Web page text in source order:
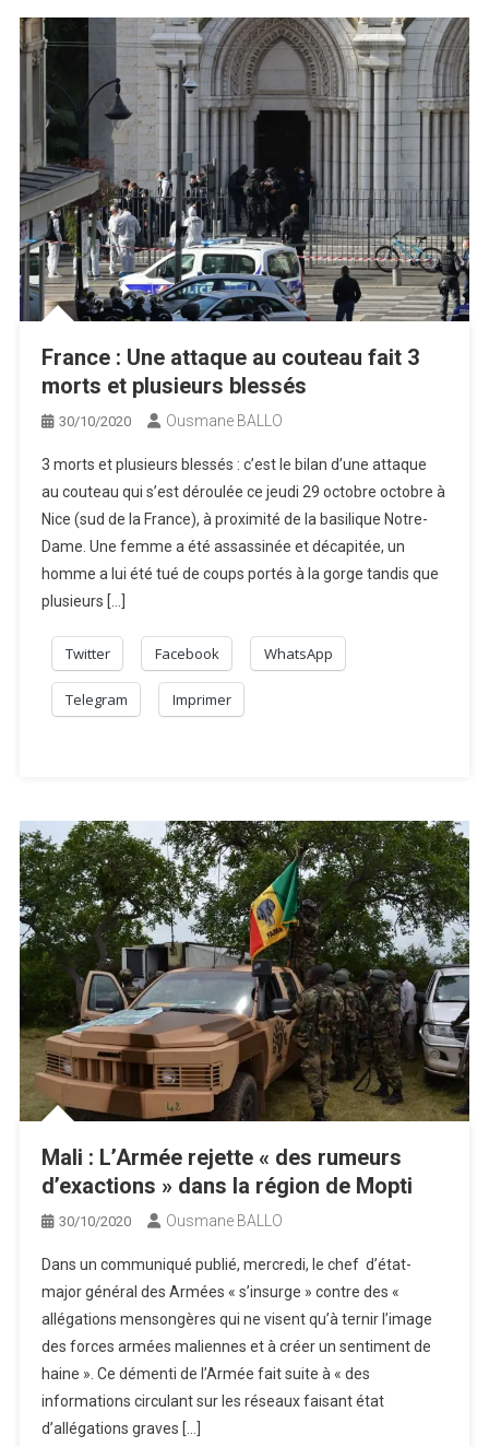
France : Une attaque au couteau fait 3
morts et plusieurs blessés
30/10/2020 Ousmane BALLO
3 morts et plusieurs blessés : c’est le bilan d’une attaque
au couteau qui s’est déroulée ce jeudi 29 octobre octobre à
Nice (sud de la France), à proximité de la basilique Notre-
Dame. Une femme a été assassinée et décapitée, un
homme a lui été tué de coups portés à la gorge tandis que
plusieurs […]
Twitter Facebook WhatsApp
Telegram Imprimer
Mali : L’Armée rejette « des rumeurs
d’exactions » dans la région de Mopti
30/10/2020 Ousmane BALLO
Dans un communiqué publié, mercredi, le chef d’état-
major général des Armées « s’insurge » contre des «
allégations mensongères qui ne visent qu’à ternir l’image
des forces armées maliennes et à créer un sentiment de
haine ». Ce démenti de l’Armée fait suite à « des
informations circulant sur les réseaux faisant état
d’allégations graves […]